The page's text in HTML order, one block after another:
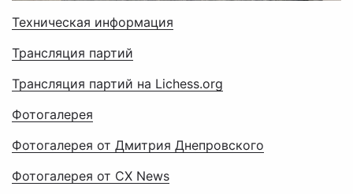
Техническая информация
Трансляция партий
Трансляция партий на Lichess.org
Фотогалерея
Фотогалерея от Дмитрия Днепровского
Фотогалерея от CX News